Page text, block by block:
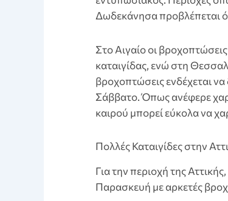
Δωδεκάνησα προβλέπεται
Στο Αιγαίο οι
καταιγίδας, ενώ στη
βροχοπτώσεις ενδέχεται
Σάββατο. Όπως ανέφερε
καιρού μπορεί εύκολα να
Πολλές Καταιγίδες στην
Για την περιοχή της
Παρασκευή με αρκετές